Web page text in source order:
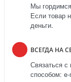
Мы
Если товар
деньги.
ВСЕГДА НА
Связаться
способом: